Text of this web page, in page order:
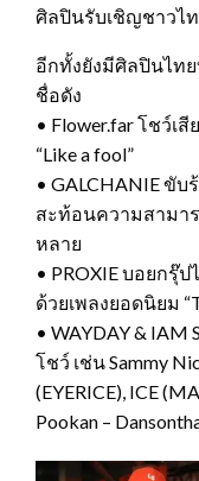
ศิลปินรับเชิญชาวไ
อีกทั้งยังมีศิลปินไท
ชื่อดัง
• Flower.far โชว์เ
“Like a fool”
• GALCHANIE ขับ
สะท้อนความสามา
หลาย
• PROXIE บอยกรุ๊
ด้วยเพลงยอดนิยม
• WAYDAY &
โชว์ เช่น Sammy
(EYERICE), ICE
Pookan –